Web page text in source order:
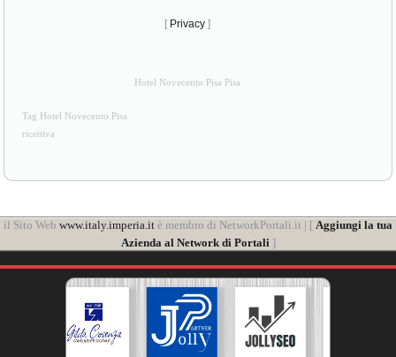
[ Privacy ]
Hotel Novecento Pisa Pisa
Tag Hotel Novecento Pisa
ricettiva
il Sito Web www.italy.imperia.it è membro di NetworkPortali.it | [ Aggiungi la tua
Azienda al Network di Portali ]